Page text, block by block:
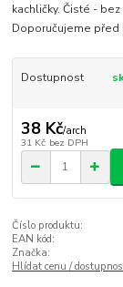
kachličky. Čisté -
Doporučujeme před
Dostupnost
38 Kč/arch
31 Kč bez DPH
Číslo produktu:
EAN kód:
Značka:
Hlídat cenu /